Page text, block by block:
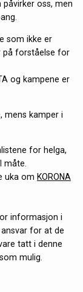
oss, men
som ikke er
på forståelse for
og kampene er
mens kamper i
for helga,
måte.
uka om KORONA
informasjon i
for at de
tatt i denne
mulig.